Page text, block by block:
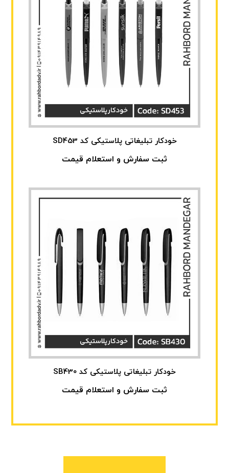
خودکار تبلیغاتی پلاستیکی کد SD453
ثبت سفارش و استعلام قیمت
خودکار تبلیغاتی پلاستیکی کد SB430
ثبت سفارش و استعلام قیمت